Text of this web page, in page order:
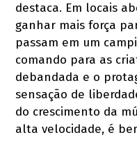
destaca. Em locais
ganhar mais força
passam em um
comando para as
debandada e o
sensação de
do crescimento da
alta velocidade, é